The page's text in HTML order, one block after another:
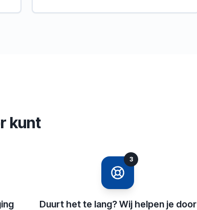
kunt
3
Duurt het te lang? Wij helpen je door